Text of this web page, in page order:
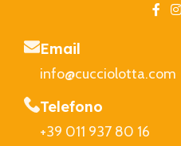
Email
info@cucciolotta.com
Telefono
+39 011 937 80 16